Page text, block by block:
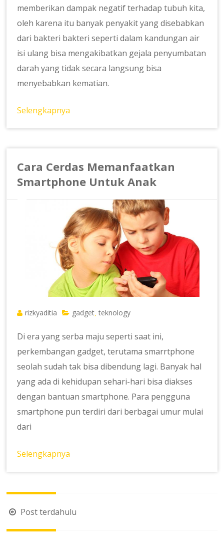
memberikan dampak negatif terhadap tubuh kita,
oleh karena itu banyak penyakit yang disebabkan
dari bakteri bakteri seperti dalam kandungan air
isi ulang bisa mengakibatkan gejala penyumbatan
darah yang tidak secara langsung bisa
menyebabkan kematian.
Selengkapnya
Cara Cerdas Memanfaatkan
Smartphone Untuk Anak
rizkyaditia gadget ,teknology
Di era yang serba maju seperti saat ini,
perkembangan gadget, terutama smarrtphone
seolah sudah tak bisa dibendung lagi. Banyak hal
yang ada di kehidupan sehari-hari bisa diakses
dengan bantuan smartphone. Para pengguna
smartphone pun terdiri dari berbagai umur mulai
dari
Selengkapnya
Navigasi
pos
Post terdahulu